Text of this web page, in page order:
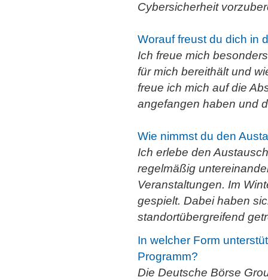
Cybersicherheit
Worauf freust du dich in
Ich freue mich
für mich bereithält und
freue ich mich auf die
angefangen haben und
Wie nimmst du den
Ich erlebe den
regelmäßig
Veranstaltungen. Im
gespielt. Dabei haben
standortübergreifend
In welcher Form
Programm?
Die Deutsche Börse